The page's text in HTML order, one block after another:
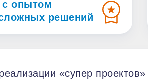
с опытом
решений
«супер